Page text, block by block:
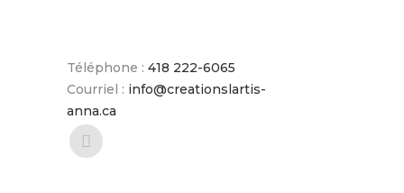
Téléphone : 418 222-6065
Courriel : info@creationslartis-
anna.ca